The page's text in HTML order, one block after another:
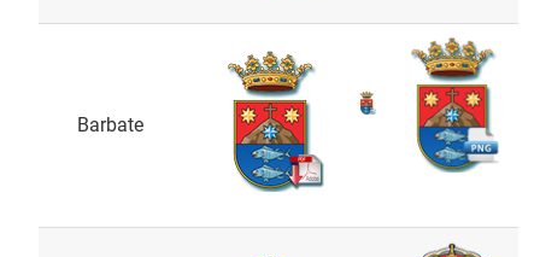
Barbate